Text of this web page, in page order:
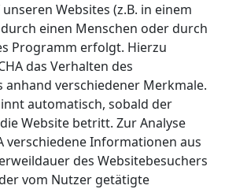
Websites (z.B. in einem
einen Menschen oder durch
Programm erfolgt. Hierzu
das Verhalten des
anhand verschiedener Merkmale.
automatisch, sobald der
Website betritt. Zur Analyse
verschiedene Informationen aus
des Websitebesuchers
vom Nutzer getätigte